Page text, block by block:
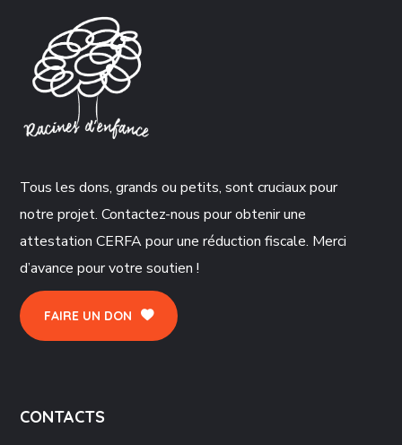
Tous les dons, grands ou petits, sont cruciaux pour
notre projet. Contactez-nous pour obtenir une
attestation CERFA pour une réduction fiscale. Merci
d’avance pour votre soutien !
FAIRE UN DON
CONTACTS